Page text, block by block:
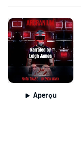
Aperçu